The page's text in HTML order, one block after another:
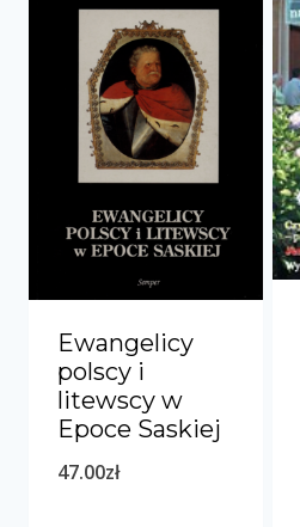
Ewangelicy
polscy i
litewscy w
Epoce Saskiej
47.00zł